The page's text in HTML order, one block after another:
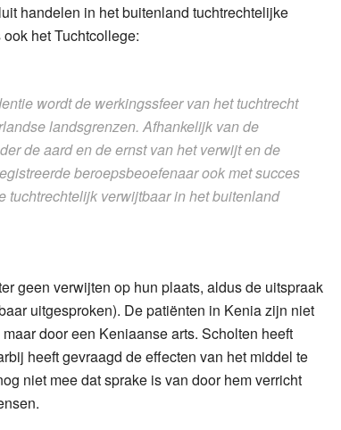
handelen in het buitenland tuchtrechtelijke
het Tuchtcollege:
wordt de werkingssfeer van het tuchtrecht
landsgrenzen. Afhankelijk van de
de aard en de ernst van het verwijt en de
beroepsbeoefenaar ook met succes
tuchtrechtelijk verwijtbaar in het buitenland
geen verwijten op hun plaats, aldus de uitspraak
uitgesproken). De patiënten in Kenia zijn niet
door een Keniaanse arts. Scholten heeft
heeft gevraagd de effecten van het middel te
niet mee dat sprake is van door hem verricht